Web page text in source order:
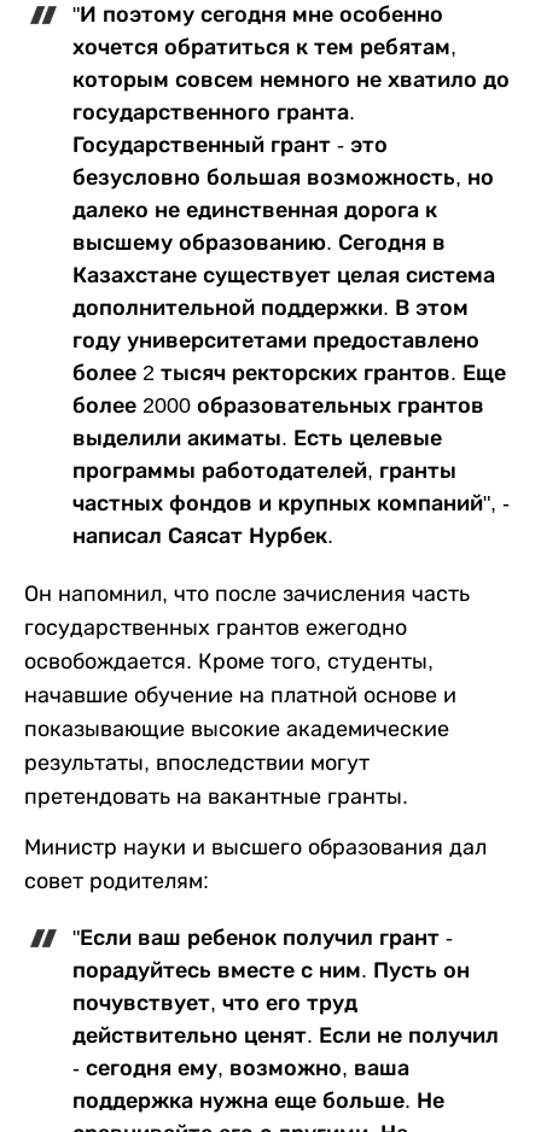
"И поэтому сегодня мне особенно
хочется обратиться к тем ребятам,
которым совсем немного не хватило до
государственного гранта.
Государственный грант - это
безусловно большая возможность, но
далеко не единственная дорога к
высшему образованию. Сегодня в
Казахстане существует целая система
дополнительной поддержки. В этом
году университетами предоставлено
более 2 тысяч ректорских грантов. Еще
более 2000 образовательных грантов
выделили акиматы. Есть целевые
программы работодателей, гранты
частных фондов и крупных компаний", -
написал Саясат Нурбек.
Он напомнил, что после зачисления часть
государственных грантов ежегодно
освобождается. Кроме того, студенты,
начавшие обучение на платной основе и
показывающие высокие академические
результаты, впоследствии могут
претендовать на вакантные гранты.
Министр науки и высшего образования дал
совет родителям:
"Если ваш ребенок получил грант -
порадуйтесь вместе с ним. Пусть он
почувствует, что его труд
действительно ценят. Если не получил
- сегодня ему, возможно, ваша
поддержка нужна еще больше. Не